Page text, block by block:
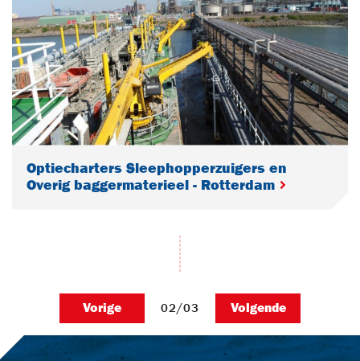
Optiecharters Sleephopperzuigers en
Overig baggermaterieel - Rotterdam
Vorige 02/03 Volgende